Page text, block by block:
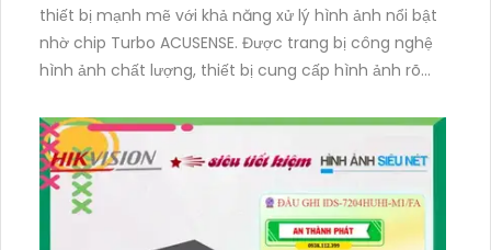
thiết bị mạnh mẽ với khả năng xử lý hình ảnh nổi bật
nhờ chip Turbo ACUSENSE. Được trang bị công nghệ
hình ảnh chất lượng, thiết bị cung cấp hình ảnh rõ
ban đêm với chất lượng sáng đẹp. Với 1 HDD Trong,
thiết bị cung cấp khả năng lưu trữ dữ liệu mạnh mẽ.
Ngoài ra, thiết bị còn hỗ trợ truyền tải nhanh với 2.0
MP và nâng cấp thêm 4 Camera IP. Hơn nữa, thiết bị
hỗ trợ các chuẩn nén H.265+/H.265/H.264+/H.264,